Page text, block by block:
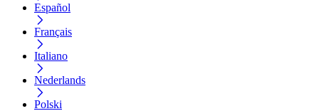
Español
Français
Italiano
Nederlands
Polski